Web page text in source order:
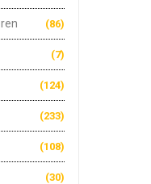
(86)
(7)
(124)
(233)
(108)
(30)